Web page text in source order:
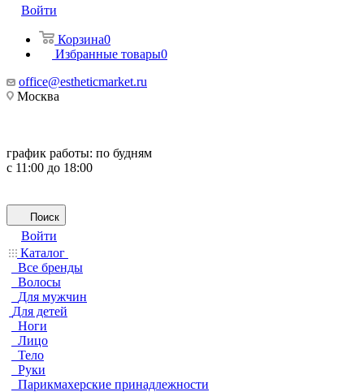
Войти
Корзина0
Избранные товары0
office@estheticmarket.ru
Москва
график работы: по будням
с 11:00 до 18:00
Поиск
Войти
Каталог
Все бренды
Волосы
Для мужчин
Для детей
Ноги
Лицо
Тело
Руки
Парикмахерские принадлежности